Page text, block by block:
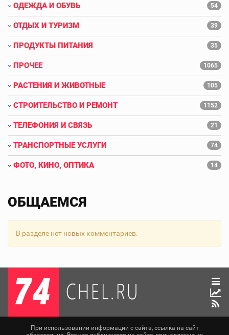
ОДЕЖДА И ОБУВЬ 54
ОТДЫХ И ТУРИЗМ 39
ПРОДУКТЫ ПИТАНИЯ 35
ПРОЧЕЕ 1065
РАСТЕНИЯ И ЖИВОТНЫЕ 105
СТРОИТЕЛЬСТВО И РЕМОНТ 1152
ТЕЛЕФОНИЯ И СВЯЗЬ 21
ТРАНСПОРТНЫЕ УСЛУГИ 74
ФОТО, КИНО, ОПТИКА 14
ОБЩАЕМСЯ
В разделе нет новых комментариев.
При использовании информации с сайта, ссылка на сайт